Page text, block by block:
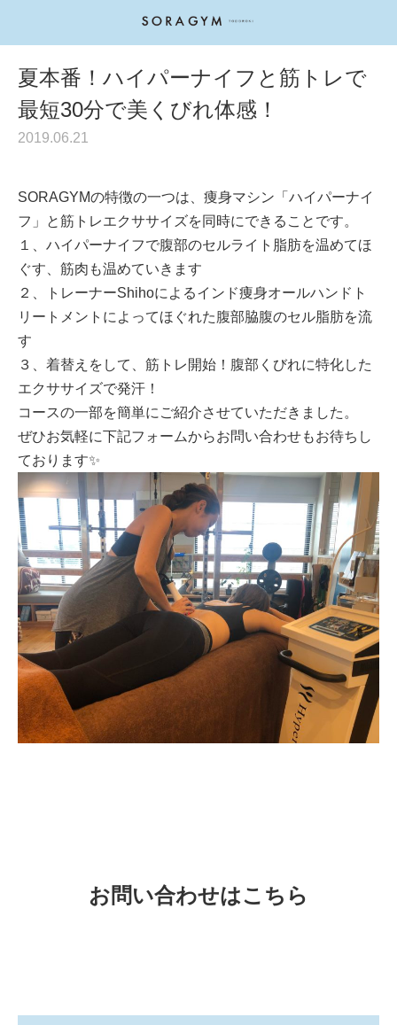
夏本番！ハイパーナイフと筋トレで
最短30分で美くびれ体感！
2019.06.21
SORAGYMの特徴の一つは、痩身マシン「ハイパーナイ
フ」と筋トレエクササイズを同時にできることです。
１、ハイパーナイフで腹部のセルライト脂肪を温めてほ
ぐす、筋肉も温めていきます
２、トレーナーShihoによるインド痩身オールハンドト
リートメントによってほぐれた腹部脇腹のセル脂肪を流
す
３、着替えをして、筋トレ開始！腹部くびれに特化した
エクササイズで発汗！
コースの一部を簡単にご紹介させていただきました。
ぜひお気軽に下記フォームからお問い合わせもお待ちし
ております✨
お問い合わせはこちら